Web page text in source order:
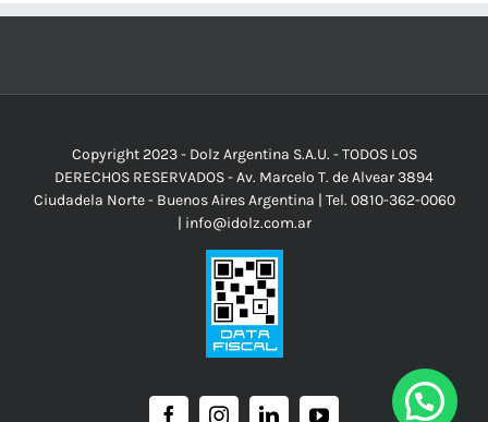
Copyright 2023 - Dolz Argentina S.A.U. - TODOS LOS
DERECHOS RESERVADOS - Av. Marcelo T. de Alvear 3894
Ciudadela Norte - Buenos Aires Argentina | Tel. 0810-362-0060
| info@idolz.com.ar
FacebookInstagramLinkedinYouTube